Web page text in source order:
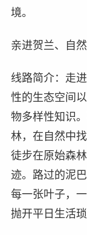
境。
亲进贺兰、自
线路简介：走
性的生态空间
物多样性知识
林，在自然中
徒步在原始森
迹。路过的泥
每一张叶子，
抛开平日生活